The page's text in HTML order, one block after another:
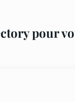
pour